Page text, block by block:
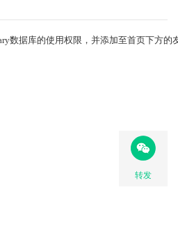
数据库的使用权限，并添加至首页下方的
转发